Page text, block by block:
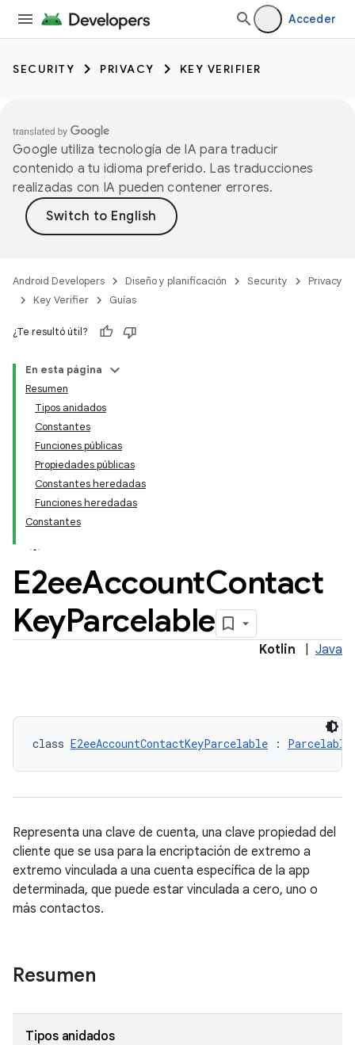
Acceder
SECURITY PRIVACY KEY VERIFIER
Google utiliza tecnología de IA para traducir
contenido a tu idioma preferido. Las traducciones
realizadas con IA pueden contener errores.
Android Developers Diseño y planificación Security
Privacy
Key Verifier
Guías
¿Te resultó útil?
En esta página
Resumen
Tipos anidados
Constantes
Funciones públicas
Propiedades públicas
Constantes heredadas
Funciones heredadas
Constantes
E2eeAccountContact
KeyParcelable
Kotlin Java
class E2eeAccountContactKeyParcelable : Parcelable
Representa una clave de cuenta, una clave propiedad del
cliente que se usa para la encriptación de extremo a
extremo vinculada a una cuenta específica de la app
determinada, que puede estar vinculada a cero, uno o
más contactos.
Resumen
Tipos anidados